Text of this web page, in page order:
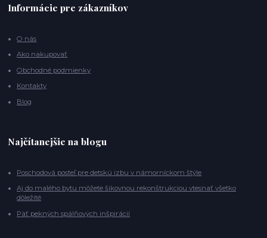
Informácie pre zákazníkov
O nás
Ako nakupovať
Obchodné podmienky
Kontakty
Blog
Najčítanejšie na blogu
Poschodová posteľ pre detskú izbu v námorníckom štýle
Aj do malého bytu môžete šikovnou rekonštrukciou vtesnať všetko
dôležité
Päť pekných spálňových inšpirácií